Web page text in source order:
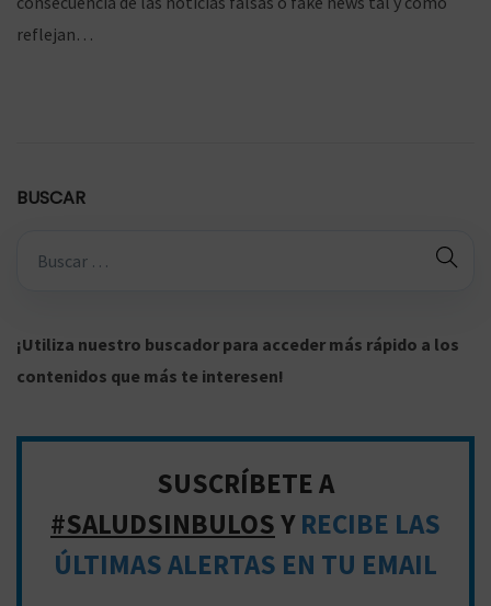
l
i
e
0
reflejan…
BUSCAR
q
u
d
¡Utiliza nuestro buscador para acceder más rápido a los
contenidos que más te interesen!
SUSCRÍBETE A
#SALUDSINBULOSYRECIBE LAS
ÚLTIMAS ALERTAS EN TU EMAIL